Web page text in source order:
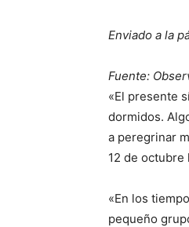
Enviado a la
Fuente:
«El presente
dormidos.
a peregrinar
12 de octubre
«En los
pequeño